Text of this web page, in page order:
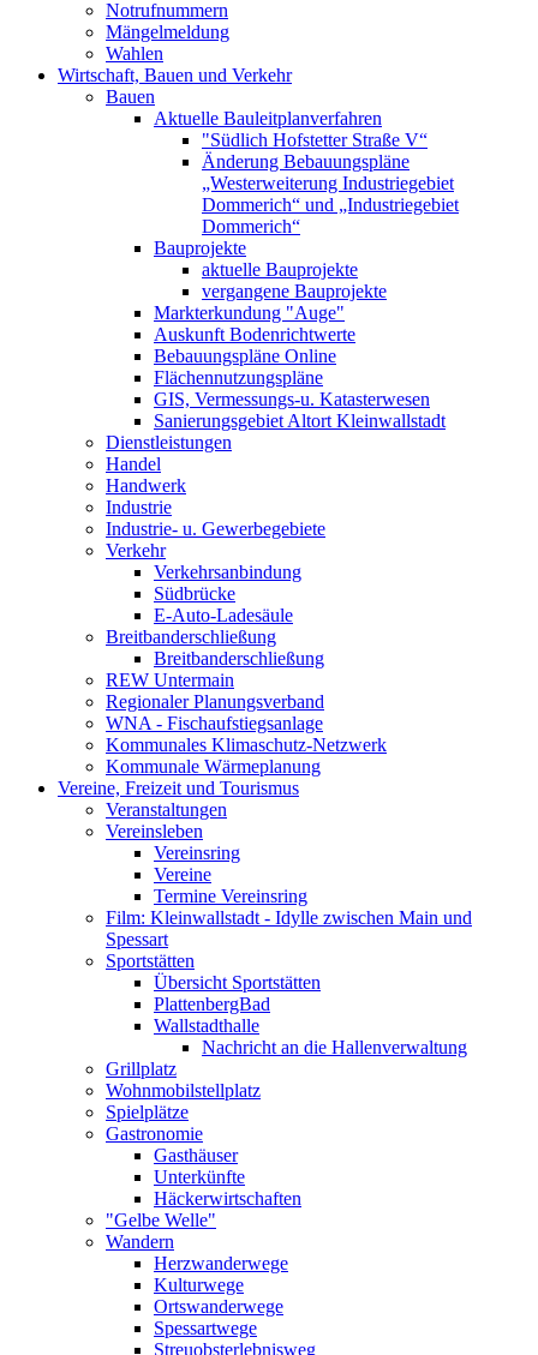
Notrufnummern
Mängelmeldung
Wahlen
Wirtschaft, Bauen und Verkehr
Bauen
Aktuelle Bauleitplanverfahren
"Südlich Hofstetter Straße V“
Änderung Bebauungspläne
„Westerweiterung Industriegebiet
Dommerich“ und „Industriegebiet
Dommerich“
Bauprojekte
aktuelle Bauprojekte
vergangene Bauprojekte
Markterkundung "Auge"
Auskunft Bodenrichtwerte
Bebauungspläne Online
Flächennutzungspläne
GIS, Vermessungs-u. Katasterwesen
Sanierungsgebiet Altort Kleinwallstadt
Dienstleistungen
Handel
Handwerk
Industrie
Industrie- u. Gewerbegebiete
Verkehr
Verkehrsanbindung
Südbrücke
E-Auto-Ladesäule
Breitbanderschließung
Breitbanderschließung
REW Untermain
Regionaler Planungsverband
WNA - Fischaufstiegsanlage
Kommunales Klimaschutz-Netzwerk
Kommunale Wärmeplanung
Vereine, Freizeit und Tourismus
Veranstaltungen
Vereinsleben
Vereinsring
Vereine
Termine Vereinsring
Film: Kleinwallstadt - Idylle zwischen Main und
Spessart
Sportstätten
Übersicht Sportstätten
PlattenbergBad
Wallstadthalle
Nachricht an die Hallenverwaltung
Grillplatz
Wohnmobilstellplatz
Spielplätze
Gastronomie
Gasthäuser
Unterkünfte
Häckerwirtschaften
"Gelbe Welle"
Wandern
Herzwanderwege
Kulturwege
Ortswanderwege
Spessartwege
Streuobsterlebnisweg